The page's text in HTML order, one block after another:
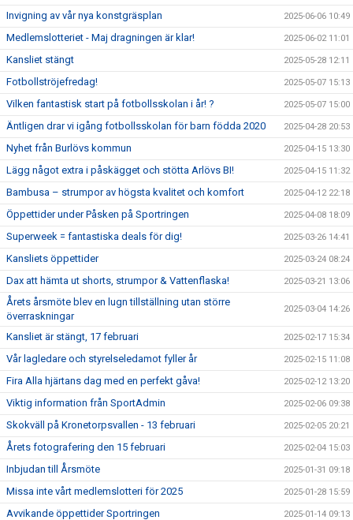
Invigning av vår nya konstgräsplan 2025-06-06 10:49
Medlemslotteriet - Maj dragningen är klar! 2025-06-02 11:01
Kansliet stängt 2025-05-28 12:11
Fotbollströjefredag! 2025-05-07 15:13
Vilken fantastisk start på fotbollsskolan i år! ? 2025-05-07 15:00
Äntligen drar vi igång fotbollsskolan för barn födda 2020 2025-04-28 20:53
Nyhet från Burlövs kommun 2025-04-15 13:30
Lägg något extra i påskägget och stötta Arlövs BI! 2025-04-15 11:32
Bambusa – strumpor av högsta kvalitet och komfort 2025-04-12 22:18
Öppettider under Påsken på Sportringen 2025-04-08 18:09
Superweek = fantastiska deals för dig! 2025-03-26 14:41
Kansliets öppettider 2025-03-24 08:24
Dax att hämta ut shorts, strumpor & Vattenflaska! 2025-03-21 13:06
Årets årsmöte blev en lugn tillställning utan större
överraskningar
2025-03-04 14:26
Kansliet är stängt, 17 februari 2025-02-17 15:34
Vår lagledare och styrelseledamot fyller år 2025-02-15 11:08
Fira Alla hjärtans dag med en perfekt gåva! 2025-02-12 13:20
Viktig information från SportAdmin 2025-02-06 09:38
Skokväll på Kronetorpsvallen - 13 februari 2025-02-05 20:21
Årets fotografering den 15 februari 2025-02-04 15:03
Inbjudan till Årsmöte 2025-01-31 09:18
Missa inte vårt medlemslotteri för 2025 2025-01-28 15:59
Avvikande öppettider Sportringen 2025-01-14 09:13